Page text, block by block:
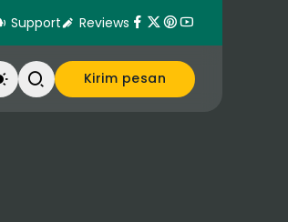
Support Reviews
Kirim pesan